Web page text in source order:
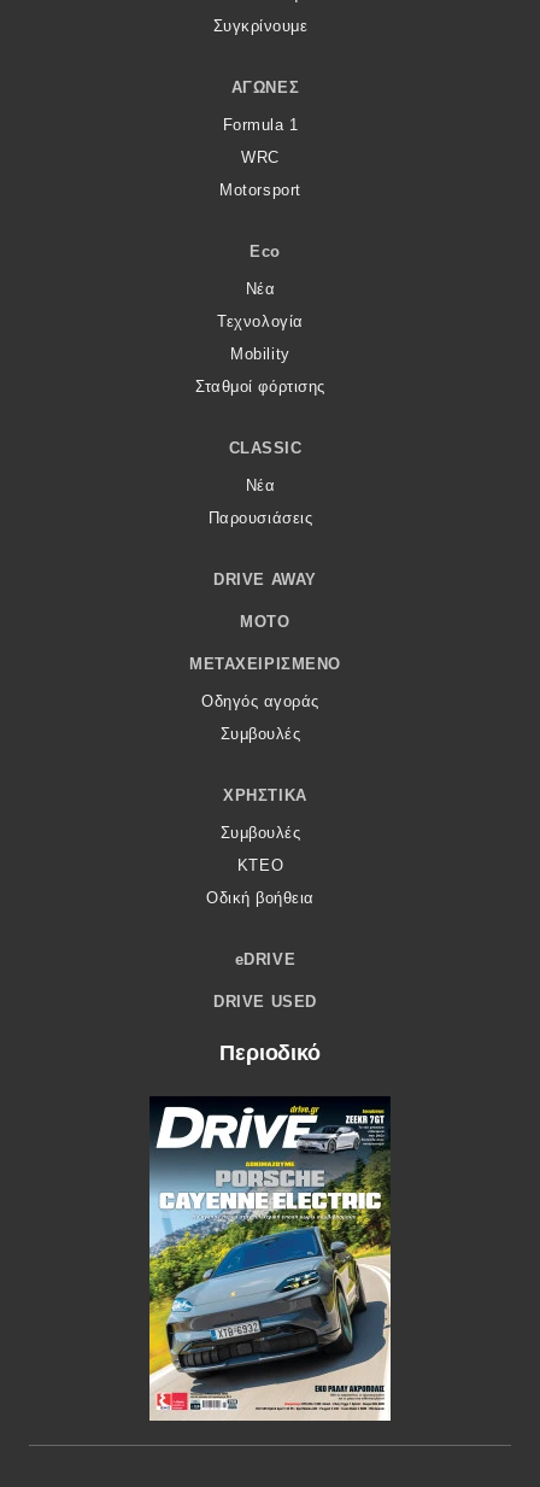
Συγκρίνουμε
ΑΓΏΝΕΣ
Formula 1
WRC
Motorsport
Eco
Νέα
Τεχνολογία
Mobility
Σταθμοί φόρτισης
CLASSIC
Νέα
Παρουσιάσεις
DRIVE AWAY
MOTO
ΜΕΤΑΧΕΙΡΙΣΜΈΝΟ
Οδηγός αγοράς
Συμβουλές
ΧΡΗΣΤΙΚΆ
Συμβουλές
ΚΤΕΟ
Οδική βοήθεια
eDRIVE
DRIVE USED
Περιοδικό